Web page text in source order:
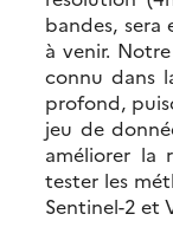
bandes, sera
à venir.
connu dans
profond,
jeu de
améliorer la
tester les
Sentinel-2 et